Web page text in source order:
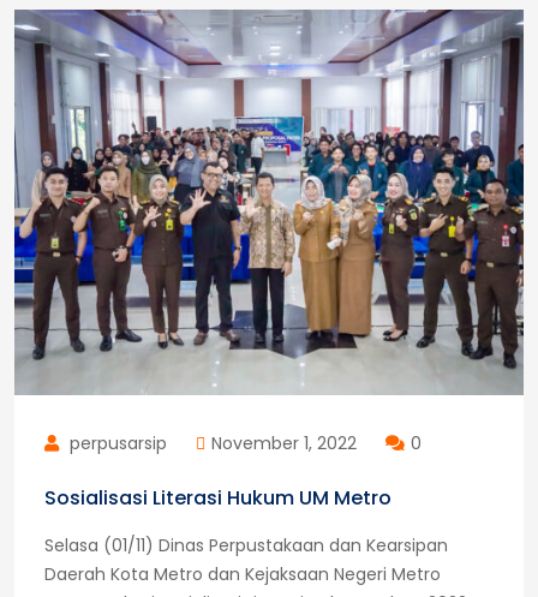
Aisyiyah
Metro
perpusarsip November 1, 2022 0
Sosialisasi Literasi Hukum UM Metro
Selasa (01/11) Dinas Perpustakaan dan Kearsipan
Daerah Kota Metro dan Kejaksaan Negeri Metro